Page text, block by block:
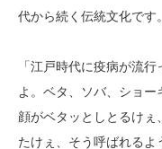
代から続く伝統文化です。
「江戸時代に疫病が流
よ。ベタ、ソバ、ショ
顔がベタッとしとるけぇ
たけぇ、そう呼ばれるよ